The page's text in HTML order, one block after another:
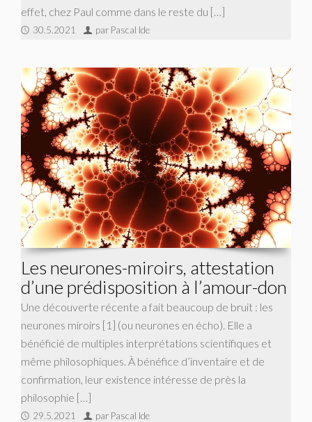
effet, chez Paul comme dans le reste du […]
30.5.2021 par Pascal Ide
Les neurones-miroirs, attestation
d’une prédisposition à l’amour-don
Une découverte récente a fait beaucoup de bruit : les
neurones miroirs [1] (ou neurones en écho). Elle a
bénéficié de multiples interprétations scientifiques et
même philosophiques. À bénéfice d’inventaire et de
confirmation, leur existence intéresse de près la
philosophie […]
29.5.2021 par Pascal Ide